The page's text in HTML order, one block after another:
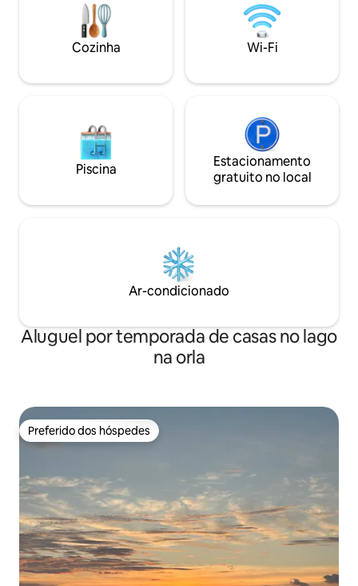
talheres, roupa de cama limpa e fresca,
chuveiro ao ar livre (banheira completa
também) toalhas, artigos de papelaria,
livros, bicicletas, jogos de tabuleiro,
Prince Edward e
internet rápida
trabalho
brinquedos para
casais e
Cozinha Wi-Fi
Piscina
Estacionamento
gratuito no local
Ar-condicionado
Aluguel por temporada de casas no lago
na orla
Preferido dos hóspedes
Preferido dos hóspedes